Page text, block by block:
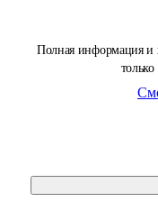
Полная информация и